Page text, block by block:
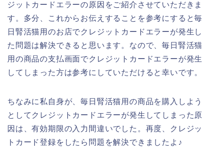
ジットカードエラーの原因をご紹介させていただきま
す。多分、これからお伝えすることを参考にすると毎
日腎活猫用のお店でクレジットカードエラーが発生し
た問題は解決できると思います。なので、毎日腎活猫
用の商品の支払画面でクレジットカードエラーが発生
してしまった方は参考にしていただけると幸いです。
ちなみに私自身が、毎日腎活猫用の商品を購入しよう
としてクレジットカードエラーが発生してしまった原
因は、有効期限の入力間違いでした。再度、クレジッ
トカード登録をしたら問題を解決できましたよ♪